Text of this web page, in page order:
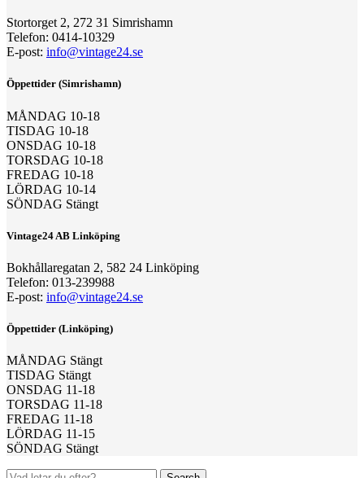
Stortorget 2, 272 31 Simrishamn
Telefon: 0414-10329
E-post: info@vintage24.se
Öppettider (Simrishamn)
MÅNDAG 10-18
TISDAG 10-18
ONSDAG 10-18
TORSDAG 10-18
FREDAG 10-18
LÖRDAG 10-14
SÖNDAG Stängt
Vintage24 AB Linköping
Bokhållaregatan 2, 582 24 Linköping
Telefon: 013-239988
E-post: info@vintage24.se
Öppettider (Linköping)
MÅNDAG Stängt
TISDAG Stängt
ONSDAG 11-18
TORSDAG 11-18
FREDAG 11-18
LÖRDAG 11-15
SÖNDAG Stängt